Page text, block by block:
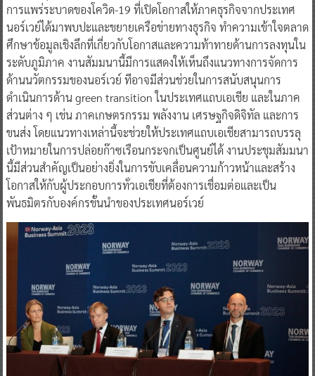
การแพร่ระบาดของโควิด-19 ที่เปิดโอกาสให้ภาคธุรกิจจากประเทศ
นอร์เวย์ได้มาพบปะและขยายเครือข่ายทางธุรกิจ ทำความเข้าใจตลาด
ศึกษาข้อมูลเชิงลึกที่เกี่ยวกับโอกาสและความท้าทายด้านการลงทุนใน
ระดับภูมิภาค งานสัมมนานี้มีการแสดงให้เห็นถึงแนวทางการจัดการ
ด้านนวัตกรรมของนอร์เวย์ ทีอาจมีส่วนช่วยในการสนับสนุนการ
ดำเนินการด้าน green transition ในประเทศแถบเอเชีย และในภาค
ส่วนต่าง ๆ เช่น ภาคเกษตรกรรม พลังงาน เศรษฐกิจดิจิทัล และการ
ขนส่ง โดยแนวทางเหล่านี้จะช่วยให้ประเทศแถบเอเชียสามารถบรรลุ
เป้าหมายในการปล่อยก๊าซเรือนกระจกเป็นศูนย์ได้ งานประชุมสัมมนา
นี้มีส่วนสำคัญเป็นอย่างยิ่งในการขับเคลื่อนความก้าวหน้าและสร้าง
โอกาสให้กับผู้ประกอบการทั่วเอเชียที่ต้องการเชื่อมต่อและเป็น
พันธมิตรกับองค์กรชั้นนำของประเทศนอร์เวย์